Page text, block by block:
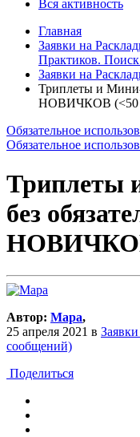
Вся активность
Главная
Заявки на
Практиков.
Заявки на
Триплеты и Мини-
НОВИЧКОВ (<50
Обязательное
Обязательное
Триплеты
без
НОВИЧКОВ
Автор: Мара,
25 апреля 2021 в
сообщений)
Поделиться